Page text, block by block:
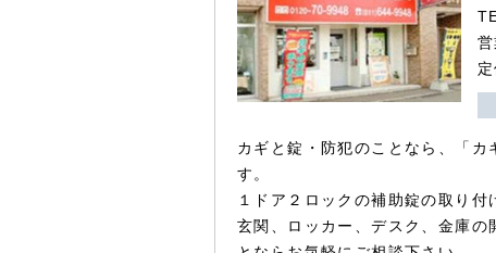
カギと錠・防犯のことなら、「
す。
１ドア２ロックの補助錠の取り
玄関、ロッカー、デスク、金庫